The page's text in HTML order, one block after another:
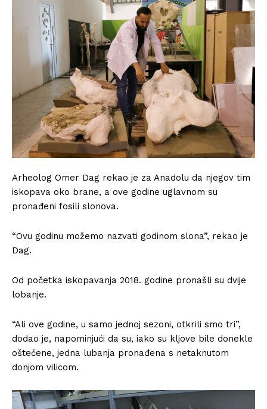
Arheolog Omer Dag rekao je za Anadolu da njegov tim
iskopava oko brane, a ove godine uglavnom su
pronađeni fosili slonova.
“Ovu godinu možemo nazvati godinom slona”, rekao je
Dag.
Od početka iskopavanja 2018. godine pronašli su dvije
lobanje.
“Ali ove godine, u samo jednoj sezoni, otkrili smo tri”,
dodao je, napominjući da su, iako su kljove bile donekle
oštećene, jedna lubanja pronađena s netaknutom
donjom vilicom.